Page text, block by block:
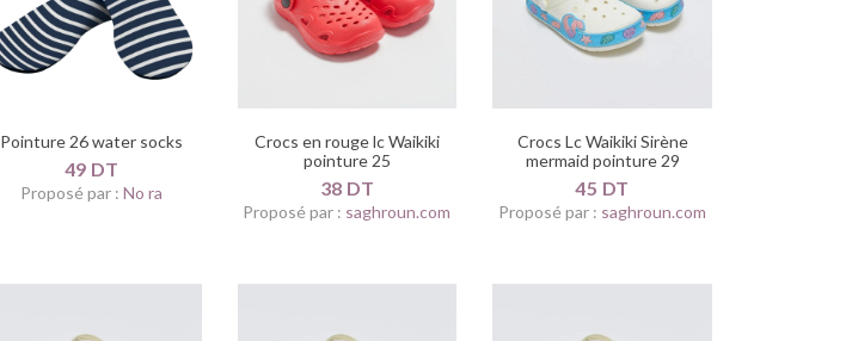
Pointure 26 water socks
49 DT
Proposé par :No ra
Crocs en rouge lc Waikiki
pointure 25
38 DT
Proposé par : saghroun.com
Crocs Lc Waikiki Sirène
mermaid pointure 29
45 DT
Proposé par : saghroun.com